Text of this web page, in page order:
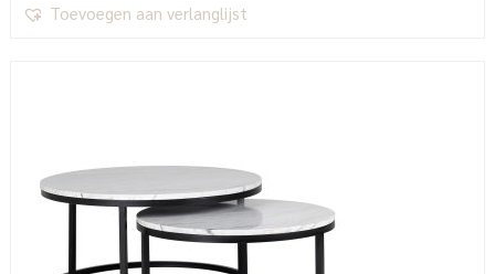
Toevoegen aan verlanglijst